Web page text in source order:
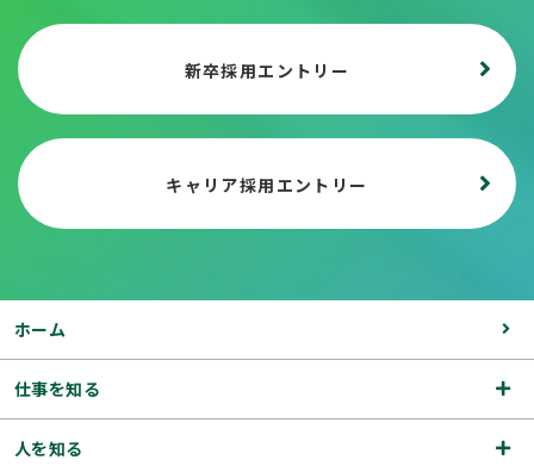
新卒採用エントリー
キャリア採用エントリー
ホーム
仕事を知る
人を知る